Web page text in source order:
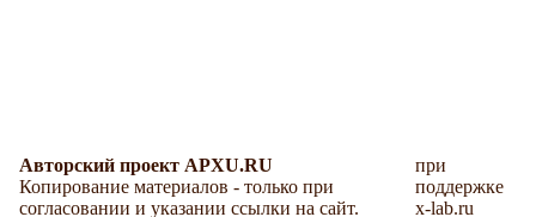
Авторский проект APXU.RU
Копирование материалов - только при
согласовании и указании ссылки на сайт.
при
поддержке
x-lab.ru